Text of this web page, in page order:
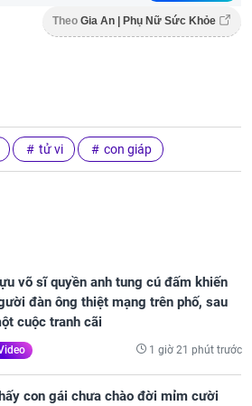
Theo Gia An | Phụ Nữ Sức Khỏe
tử vi con giáp
võ sĩ quyền anh tung cú đấm khiến
đàn ông thiệt mạng trên phố, sau
cuộc tranh cãi
1 giờ 21 phút trước
con gái chưa chào đời mỉm cười